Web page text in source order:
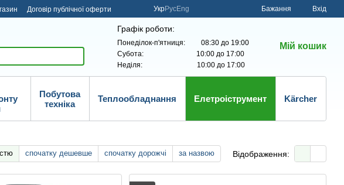
Договір публічної оферти УкрРусEng Бажання Вхід
Графік роботи:
Понеділок-п'ятниця: 08:30 до 19:00
Субота: 10:00 до 17:00
Неділя: 10:00 до 17:00
Мій кошик
Побутова
техніка
Теплообладнання Елетроіструмент Kärcher
спочатку дешевше спочатку дорожчі за назвою Відображення: